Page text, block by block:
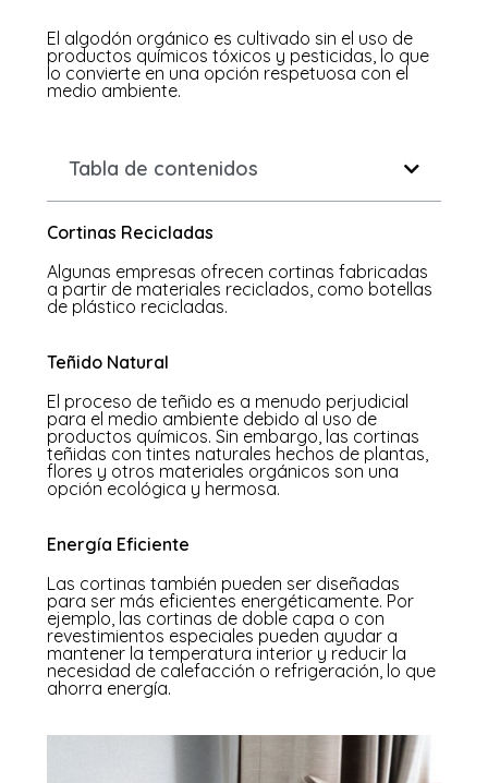
El algodón orgánico es cultivado sin el uso de
productos químicos tóxicos y pesticidas, lo que
lo convierte en una opción respetuosa con el
medio ambiente.
Tabla de contenidos
Cortinas Recicladas
Algunas empresas ofrecen cortinas fabricadas
a partir de materiales reciclados, como botellas
de plástico recicladas.
Teñido Natural
El proceso de teñido es a menudo perjudicial
para el medio ambiente debido al uso de
productos químicos. Sin embargo, las cortinas
teñidas con tintes naturales hechos de plantas,
flores y otros materiales orgánicos son una
opción ecológica y hermosa.
Energía Eficiente
Las cortinas también pueden ser diseñadas
para ser más eficientes energéticamente. Por
ejemplo, las cortinas de doble capa o con
revestimientos especiales pueden ayudar a
mantener la temperatura interior y reducir la
necesidad de calefacción o refrigeración, lo que
ahorra energía.